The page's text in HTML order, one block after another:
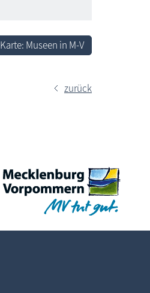
Karte: Museen in M-V
zurück